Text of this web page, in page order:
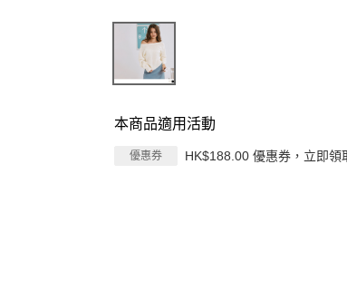
本商品適用活動
優惠券 HK$188.00 優惠券，立即領